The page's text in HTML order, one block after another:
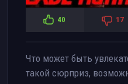
40 17
Что может быть
такой сюрприз,